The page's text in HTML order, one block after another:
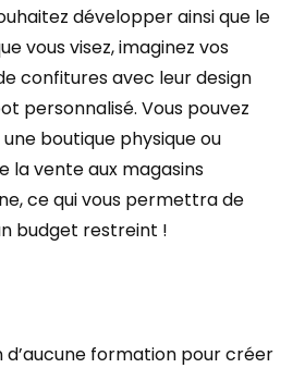
développer ainsi que le
vous visez, imaginez vos
confitures avec leur design
personnalisé. Vous pouvez
boutique physique ou
la vente aux magasins
ce qui vous permettra de
budget restreint !
d’aucune formation pour créer